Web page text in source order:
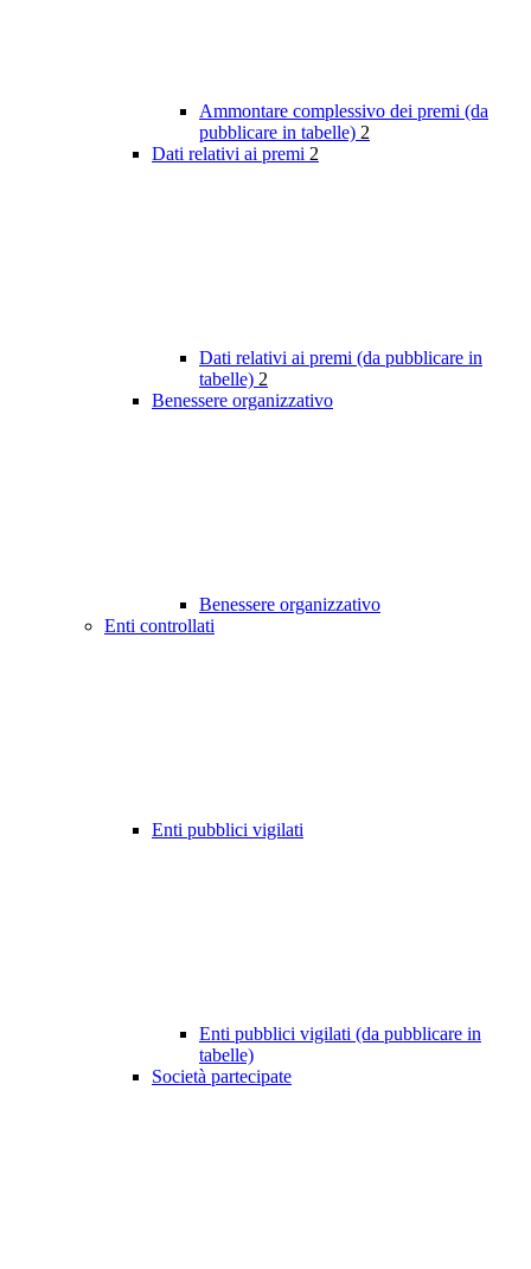
Ammontare complessivo dei premi (da
pubblicare in tabelle) 2
Dati relativi ai premi 2
Dati relativi ai premi (da pubblicare in
tabelle) 2
Benessere organizzativo
Benessere organizzativo
Enti controllati
Enti pubblici vigilati
Enti pubblici vigilati (da pubblicare in
tabelle)
Società partecipate